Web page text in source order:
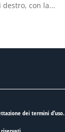
destro, con la...
deitermini d’uso.